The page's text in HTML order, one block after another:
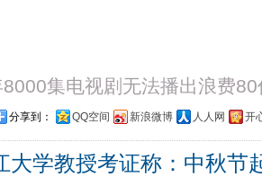
集电视剧无法播出浪费80
分享到： QQ空间 新浪微博 人人网 开
大学教授考证称：中秋节